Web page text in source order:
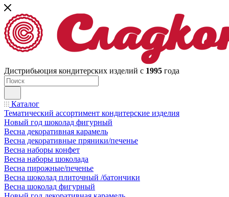
Дистрибьюция кондитерских изделий с 1995 года
Каталог
Тематический ассортимент кондитерские изделия
Новый год шоколад фигурный
Весна декоративная карамель
Весна декоративные пряники/печенье
Весна наборы конфет
Весна наборы шоколада
Весна пирожные/печенье
Весна шоколад плиточный /батончики
Весна шоколад фигурный